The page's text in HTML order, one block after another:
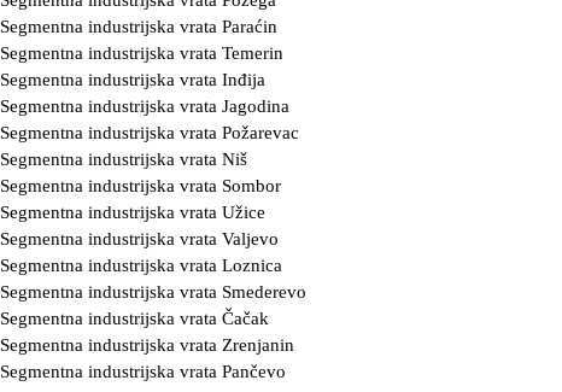
Segmentna industrijska vrata Paraćin
Segmentna industrijska vrata Temerin
Segmentna industrijska vrata Inđija
Segmentna industrijska vrata Jagodina
Segmentna industrijska vrata Požarevac
Segmentna industrijska vrata Niš
Segmentna industrijska vrata Sombor
Segmentna industrijska vrata Užice
Segmentna industrijska vrata Valjevo
Segmentna industrijska vrata Loznica
Segmentna industrijska vrata Smederevo
Segmentna industrijska vrata Čačak
Segmentna industrijska vrata Zrenjanin
Segmentna industrijska vrata Pančevo